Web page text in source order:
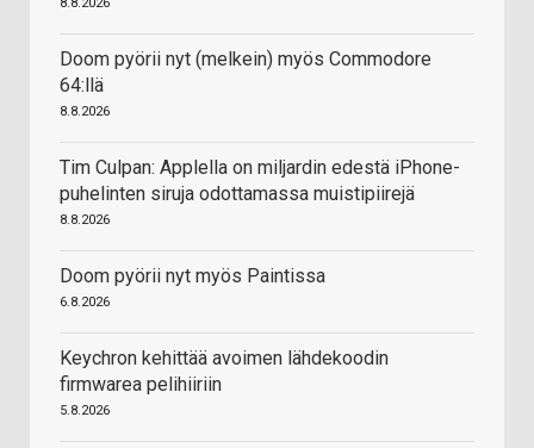
Doom pyörii nyt (melkein) myös Commodore
64:llä
8.8.2026
Tim Culpan: Applella on miljardin edestä iPhone-
puhelinten siruja odottamassa muistipiirejä
8.8.2026
Doom pyörii nyt myös Paintissa
6.8.2026
Keychron kehittää avoimen lähdekoodin
firmwarea pelihiiriin
5.8.2026